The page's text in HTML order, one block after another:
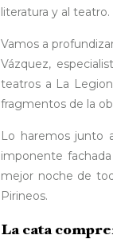
literatura y al teatro.
Vamos a
Vázquez,
teatros a La
fragmentos de la
Lo haremos junto
imponente
mejor noche de
Pirineos.
La cata